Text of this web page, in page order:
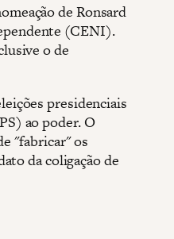
de Ronsard
(CENI).
o de
presidenciais
ao poder. O
"fabricar" os
da coligação de